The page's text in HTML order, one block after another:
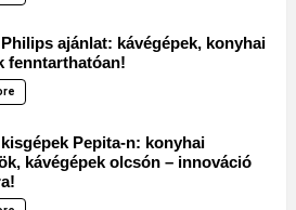
ajánlat: kávégépek, konyhai
fenntarthatóan!
Pepita-n: konyhai
kávégépek olcsón – innováció